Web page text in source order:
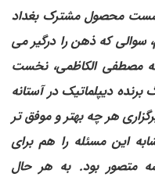
محصول مشترک بغداد
که ذهن را درگیر می
مصطفی الکاظمی، نخست
دیپلماتیک در آستانه
هر چه بهتر و موفق تر
این مسئله را هم برای
متصور بود. به هر حال